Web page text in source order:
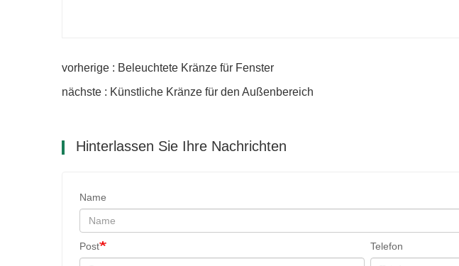
vorherige : Beleuchtete Kränze für Fenster
nächste : Künstliche Kränze für den Außenbereich
Hinterlassen Sie Ihre Nachrichten
Name
Post Telefon